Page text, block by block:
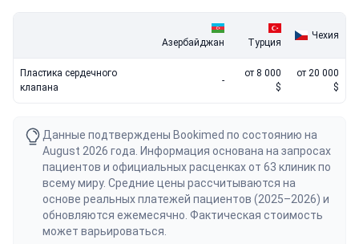
Азербайджан Турция
Чехия
Пластика сердечного
клапана
-
от 8 000
$
от 20 000
$
Данные подтверждены Bookimed по состоянию на
August 2026 года. Информация основана на запросах
пациентов и официальных расценках от 63 клиник по
всему миру. Средние цены рассчитываются на
основе реальных платежей пациентов (2025–2026) и
обновляются ежемесячно. Фактическая стоимость
может варьироваться.